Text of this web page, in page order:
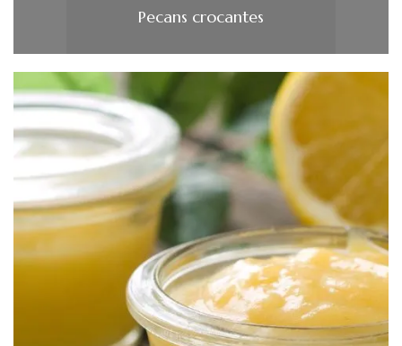
Pecans crocantes